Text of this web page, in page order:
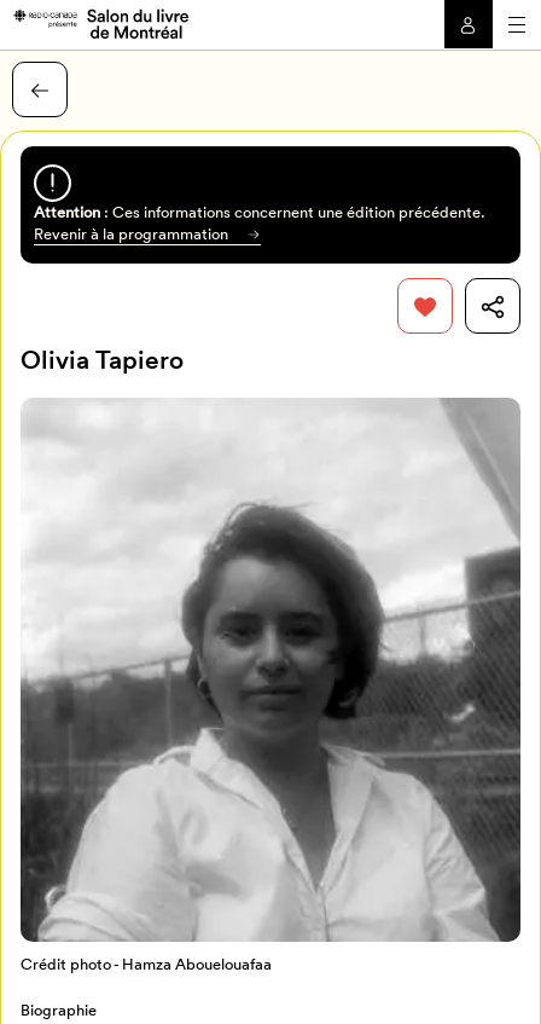
Mon Salon
Programmation
Billetterie
Attention: Ces informations concernent une édition précédente.
Revenir à la programmation
Olivia Tapiero
Crédit photo - Hamza Abouelouafaa
Biographie
Pour enregistrer vos favoris,
connectez-vous ou créez votre profil
Mon Salon